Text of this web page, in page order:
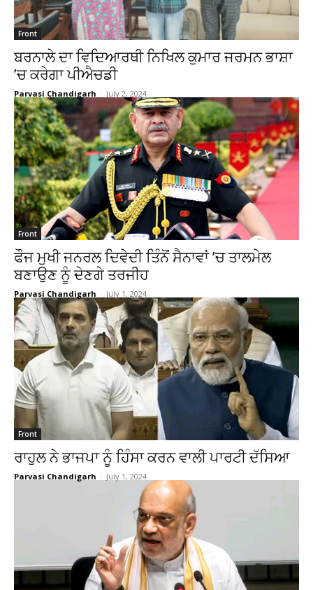
Front
ਬਰਨਾਲੇ ਦਾ ਵਿਦਿਆਰਥੀ ਨਿਖਿਲ ਕੁਮਾਰ ਜਰਮਨ ਭਾਸ਼ਾ
’ਚ ਕਰੇਗਾ ਪੀਐਚਡੀ
Parvasi Chandigarh - July 2, 2024
Front
ਫੌਜ ਮੁਖੀ ਜਨਰਲ ਦਿਵੇਦੀ ਤਿੰਨੋਂ ਸੈਨਾਵਾਂ ’ਚ ਤਾਲਮੇਲ
ਬਣਾਉਣ ਨੂੰ ਦੇਣਗੇ ਤਰਜੀਹ
Parvasi Chandigarh - July 1, 2024
Front
ਰਾਹੁਲ ਨੇ ਭਾਜਪਾ ਨੂੰ ਹਿੰਸਾ ਕਰਨ ਵਾਲੀ ਪਾਰਟੀ ਦੱਸਿਆ
Parvasi Chandigarh - July 1, 2024